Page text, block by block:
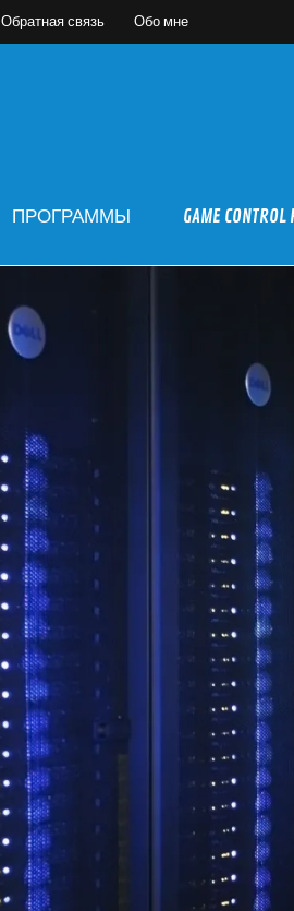
Обратная связь Обо мне
ПРОГРАММЫ GAME CONTROL